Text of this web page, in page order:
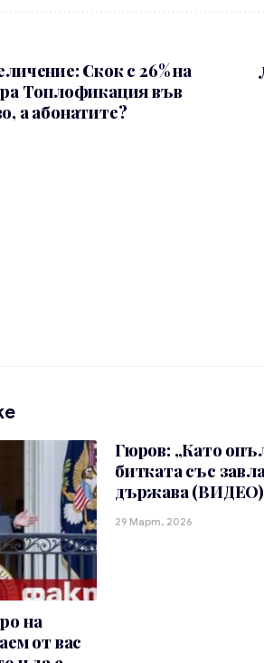
Скок с 26% на
Топлофикация във
а абонатите?
на
от вас
Гюров: „Като
битката със
държава (ВИДЕО)
29 Март, 2026